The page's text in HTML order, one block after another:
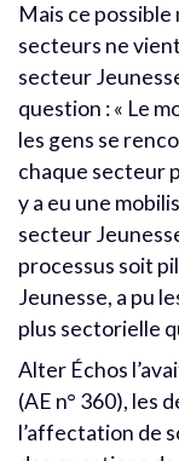
Mais ce
secteurs ne
secteur
question : « Le
les gens se
chaque secteur
y a eu une
secteur
processus soit
Jeunesse, a pu
plus sectorielle
Alter Échos
(AE n° 360), les
l’affectation de